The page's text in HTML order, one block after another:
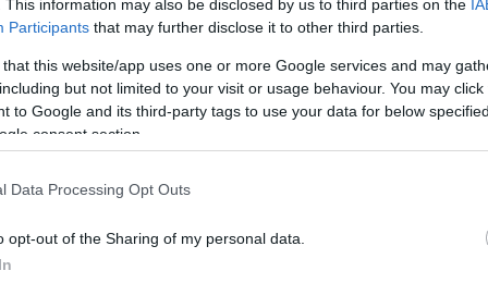
This information may also be disclosed by us to third parties on the
Participants that may further disclose it to other third parties.
that this website/app uses one or more Google services and may
but not limited to your visit or usage behaviour. You may
to Google and its third-party tags to use your data for below
consent section.
Data Processing Opt Outs
opt-out of the Sharing of my personal data.
για τα αποδυτήρια, προκειμένου να
επιτελείο του Ολυμπιακού, ενώ
στο πρόσωπο.
ως προτεινόμενη